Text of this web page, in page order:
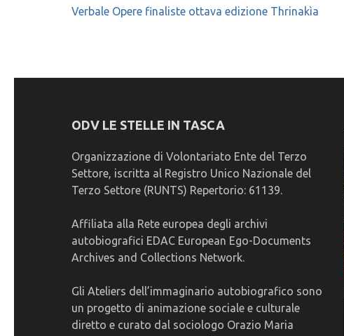
Navigazione
Verbale Opere finaliste ottava edizione Thrinakìa
ODV LE STELLE IN TASCA
Organizzazione di Volontariato Ente del Terzo
Settore, iscritta al Registro Unico Nazionale del
Terzo Settore (RUNTS) Repertorio: 61139.
Affiliata alla Rete europea degli archivi
autobiografici EDAC European Ego-Documents
Archives and Collections Network.
Gli Ateliers dell’immaginario autobiografico sono
un progetto di animazione sociale e culturale
diretto e curato dal sociologo Orazio Maria